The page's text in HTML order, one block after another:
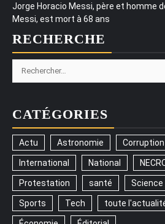
Jorge Horacio Messi, père et homme
Messi, est mort à 68 ans
RECHERCHE
Rechercher :
CATÉGORIES
Actu Astronomie Corruption
International National
Protestation santé Science
Sports Tech toute